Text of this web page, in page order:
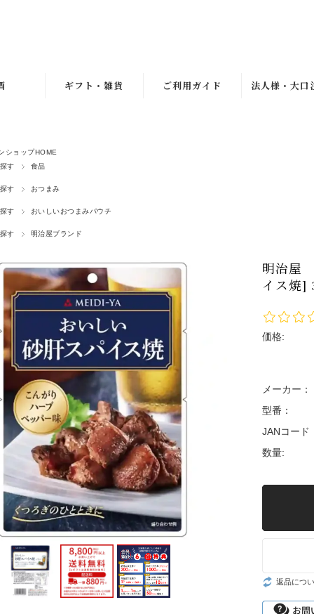
ット
ー
ドス
ル
ツ
ギフト・雑貨 ご利用ガイド 法人様・大口
ショップHOME
す
食品
す おつまみ
す おいしいおつまみパウチ
す 明治屋ブランド
明治屋
イス焼]
価格:
メーカー：
型番：
JANコード
数量:
返品につ